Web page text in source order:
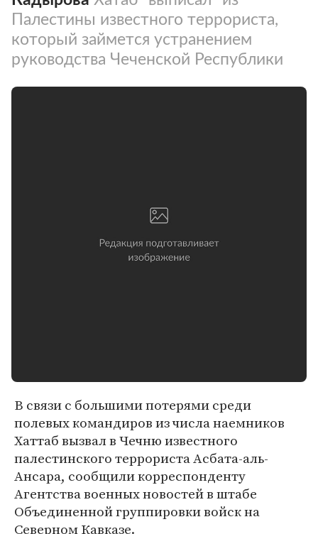
Палестины известного террориста,
который займется устранением
руководства Чеченской Республики
В связи с большими потерями среди
полевых командиров из числа наемников
Хаттаб вызвал в Чечню известного
палестинского террориста Асбата-аль-
Ансара, сообщили корреспонденту
Агентства военных новостей в штабе
Объединенной группировки войск на
Северном Кавказе.